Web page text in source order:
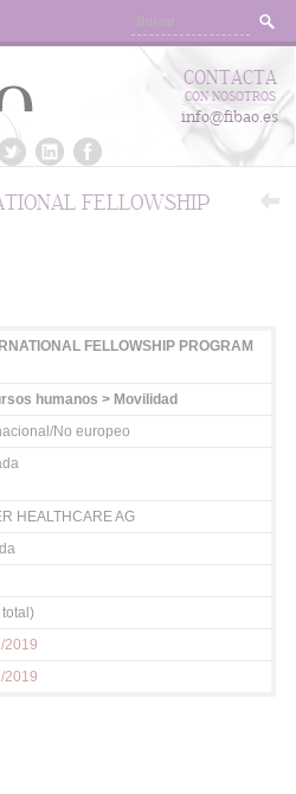
CONTACTA
CON NOSOTROS
info@fibao.es
FELLOWSHIP
FELLOWSHIP PROGRAM
humanos > Movilidad
No europeo
HEALTHCARE AG
2019
2019